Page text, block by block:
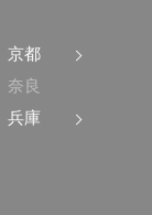
京都
奈良
兵庫